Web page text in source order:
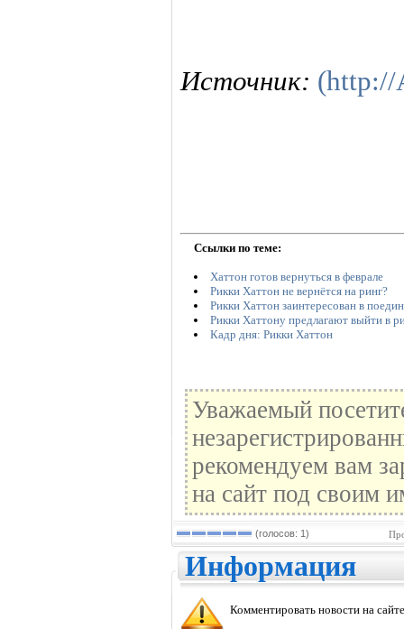
Источник:
Ссылки по теме:
Хаттон готов вернуться в феврале
Рикки Хаттон не вернётся на ринг?
Рикки Хаттон заинтересован в
Рикки Хаттону предлагают выйти в
Кадр дня: Рикки Хаттон
Уважаемый
рекомендуем вам
на сайт под своим
(голосов: 1)
Информация
Комментировать новости на